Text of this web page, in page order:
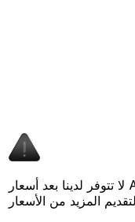
لا تتوفر لدينا بعد أسعار Arbejdernes Landsbank لهذا الزوج من العملات، لكن لا يزال بإمكانك مقارنة عرض سعر من Arbejdernes Landsbank بسعر Xe المباشر لمعرفة التوفير المحتمل. عد لاحقًا، فنحن